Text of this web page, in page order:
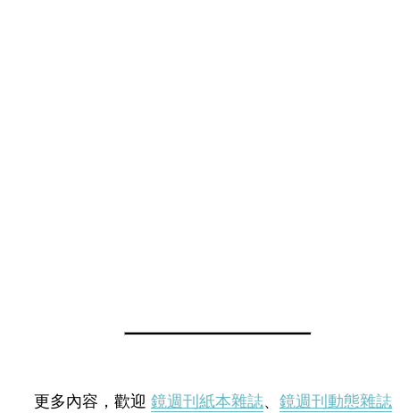
更多內容，歡迎 鏡週刊紙本雜誌、 鏡週刊動態雜誌